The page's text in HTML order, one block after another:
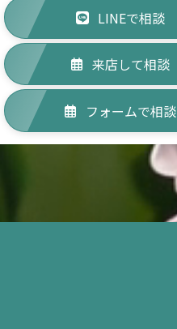
LINEで相談
来店して相談
フォームで相談